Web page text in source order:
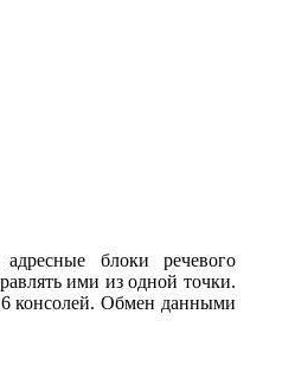
блоки речевого
ими из одной точки.
консолей. Обмен данными